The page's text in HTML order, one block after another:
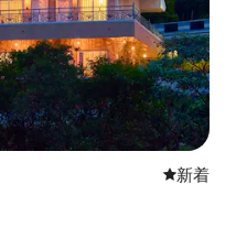
新しい宿
新着